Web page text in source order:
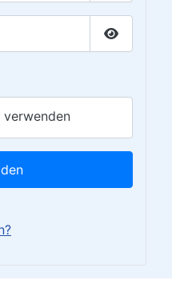
Passwort
verwenden